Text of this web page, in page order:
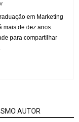
em Marketing
mais de dez anos.
para compartilhar
AUTOR